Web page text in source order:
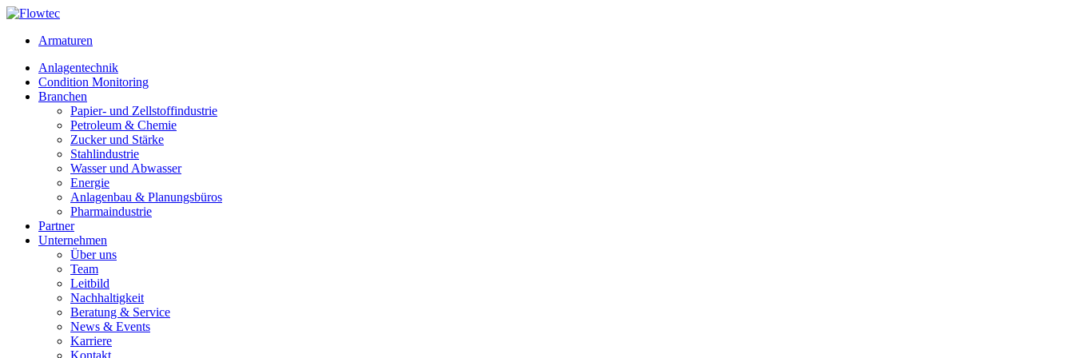
Skip
contentArmaturen
Anlagentechnik
Condition Monitoring
Branchen
Papier- und Zellstoffindustrie
Petroleum & Chemie
Zucker und Stärke
Stahlindustrie
Wasser und Abwasser
Energie
Anlagenbau & Planungsbüros
Pharmaindustrie
Partner
Unternehmen
Über uns
Team
Leitbild
Nachhaltigkeit
Beratung & Service
News & Events
Karriere
Kontakt